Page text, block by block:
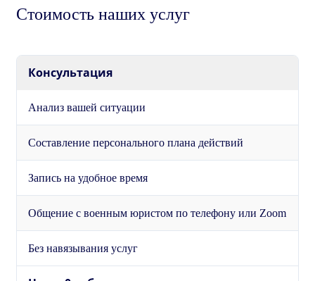
Стоимость наших услуг
Консультация
Анализ вашей ситуации
Составление персонального плана действий
Запись на удобное время
Общение с военным юристом по телефону или Zoom
Без навязывания услуг